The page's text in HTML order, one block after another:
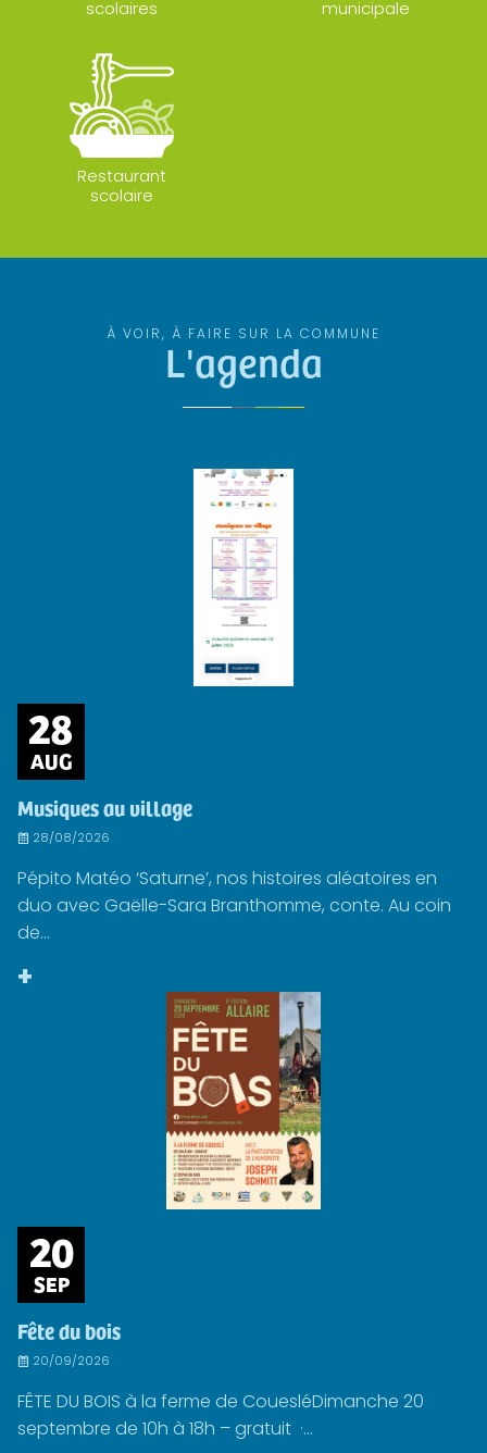
scolaires
municipale
Restaurant
scolaire
À VOIR, À FAIRE SUR LA COMMUNE
L'agenda
28
AUG
Musiques au village
28/08/2026
Pépito Matéo ‘Saturne’, nos histoires aléatoires en
duo avec Gaëlle-Sara Branthomme, conte. Au coin
de...
+
20
SEP
Fête du bois
20/09/2026
FÊTE DU BOIS à la ferme de CouesléDimanche 20
septembre de 10h à 18h – gratuit ·...